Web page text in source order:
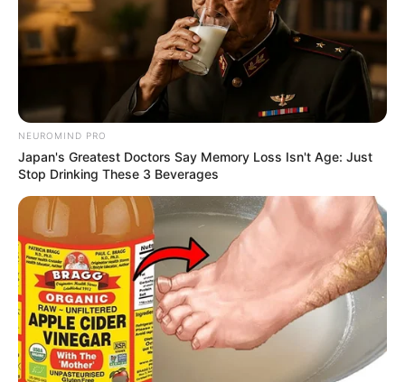
Nggak Selera
10 Pose Manekin Anti
Mainstream yang Konyol
Banget
NEUROMIND PRO
Japan's Greatest Doctors Say Memory Loss Isn't Age: Just
Stop Drinking These 3 Beverages